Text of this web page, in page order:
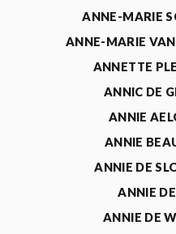
ANNE-MARIE
ANNE-MARIE
ANNETTE
ANNIC DE
ANNIE
ANNIE
ANNIE DE
ANNIE
ANNIE DE